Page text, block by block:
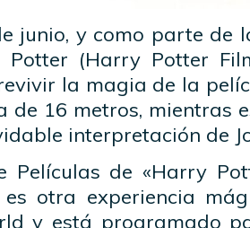
junio, y como parte de
(Harry Potter
la magia de la
de 16 metros, mientras
interpretación de
Películas de «Harry
otra experiencia
y está programado